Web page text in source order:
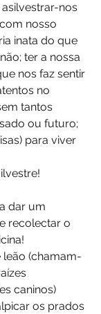
nos
nosso
inata do que
ter a nossa
nos faz sentir
no
tantos
ou futuro;
para viver
dar um
recolectar o
leão (chamam-
caninos)
os prados